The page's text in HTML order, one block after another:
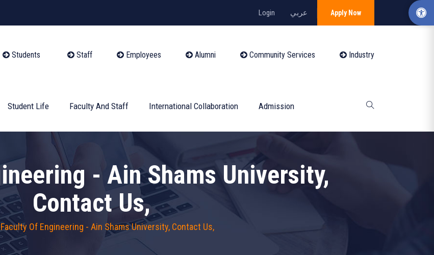
Login عربي Apply Now
Students Staff Employees Alumni Community Services Industry
Student Life Faculty And Staff International Collaboration Admission
- Ain Shams University,
Contact Us,
Faculty Of Engineering - Ain Shams University, Contact Us,